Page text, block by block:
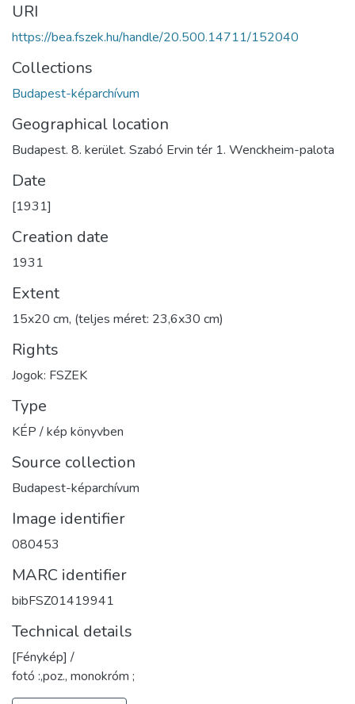
URI
https://bea.fszek.hu/handle/20.500.14711/152040
Collections
Budapest-képarchívum
Geographical location
Budapest. 8. kerület. Szabó Ervin tér 1. Wenckheim-palota
Date
[1931]
Creation date
1931
Extent
15x20 cm, (teljes méret: 23,6x30 cm)
Rights
Jogok: FSZEK
Type
KÉP / kép könyvben
Source collection
Budapest-képarchívum
Image identifier
080453
MARC identifier
bibFSZ01419941
Technical details
[Fénykép] /
fotó :,poz., monokróm ;